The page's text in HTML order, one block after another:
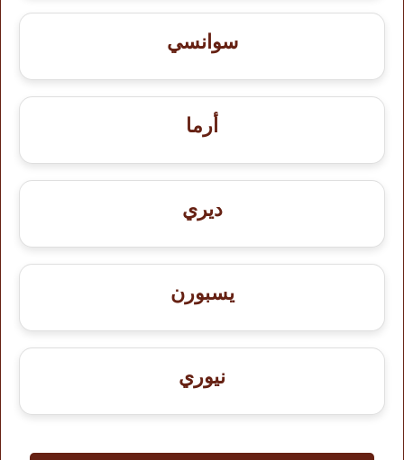
سوانسي
أرما
ديري
يسبورن
نيوري